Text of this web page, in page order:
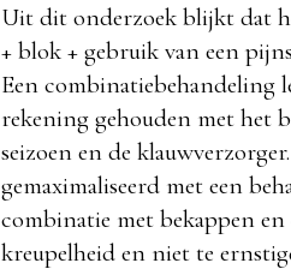
Uit dit onderzoek blijkt dat
+ blok + gebruik van een
Een combinatiebehandeling
rekening gehouden met het
seizoen en de
gemaximaliseerd met een
combinatie met bekappen
kreupelheid en niet te